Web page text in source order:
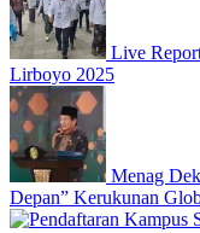
Live
Lirboyo 2025
Menag
Depan” Kerukunan